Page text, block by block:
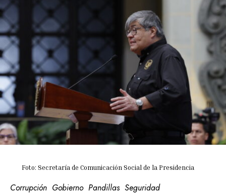
Foto: Secretaría de Comunicación Social de la Presidencia
Corrupción Gobierno Pandillas Seguridad